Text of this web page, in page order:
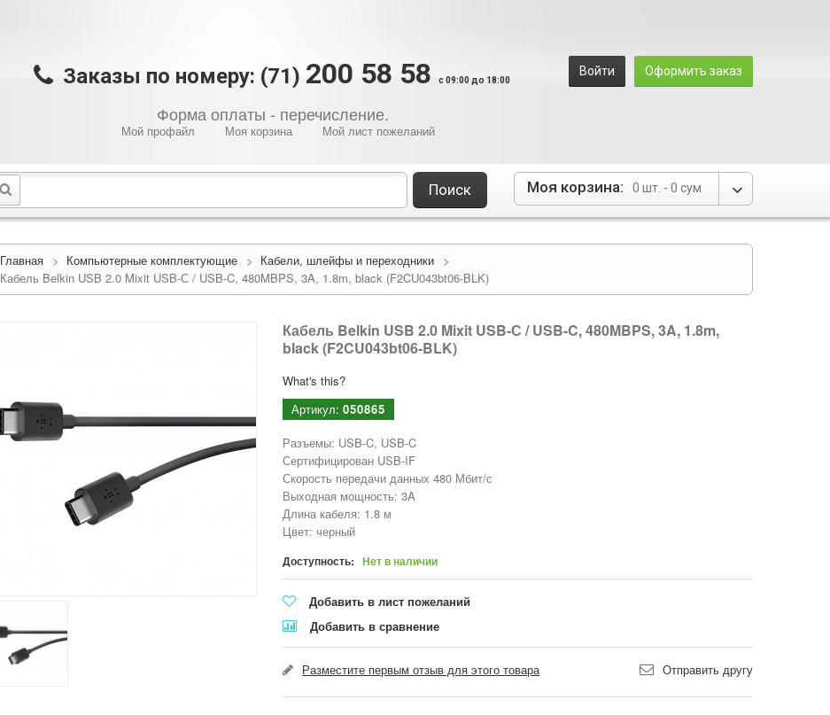
Войти Оформить заказ
Заказы по номеру: (71) 200 58 58 c 09:00 до 18:00
Форма оплаты - перечисление.
Мой профайл Моя корзина Мой лист пожеланий
Моя корзина: 0 шт. - 0 сум
Поиск
Главная > Компьютерные комплектующие > Кабели, шлейфы и переходники >
Кабель Belkin USB 2.0 Mixit USB-С / USB-C, 480MBPS, 3A, 1.8m, black (F2CU043bt06-BLK)
Кабель Belkin USB 2.0 Mixit USB-С / USB-C, 480MBPS, 3A, 1.8m,
black (F2CU043bt06-BLK)
What's this?
Артикул:050865
Разъемы: USB-C, USB-C
Сертифицирован USB-IF
Скорость передачи данных 480 Мбит/с
Выходная мощность: 3A
Длина кабеля: 1.8 м
Цвет: черный
Доступность: Нет в наличии
Добавить в лист пожеланий
Добавить в сравнение
Разместите первым отзыв для этого товара Отправить другу